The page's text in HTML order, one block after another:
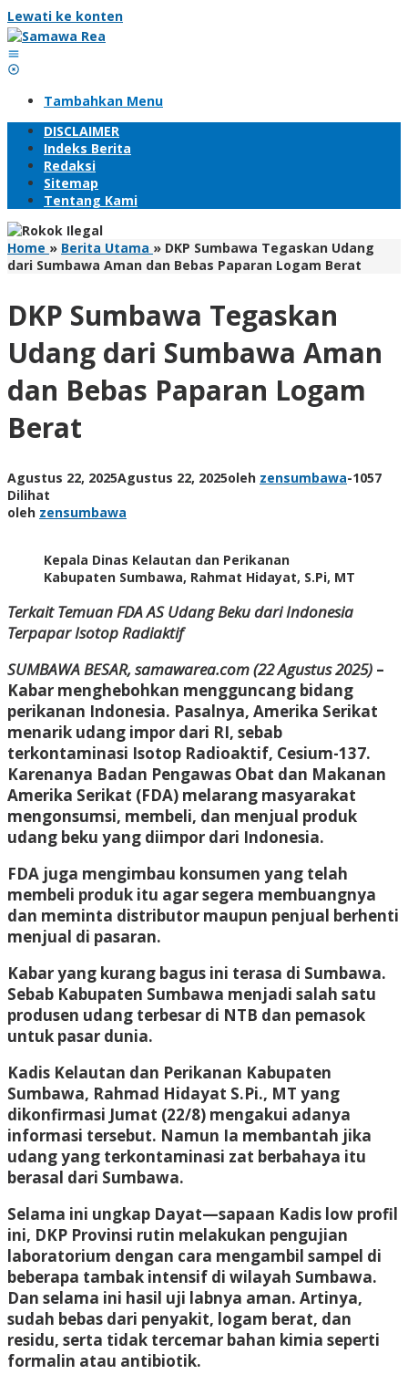
Lewati ke konten
Tambahkan Menu
DISCLAIMER
Indeks Berita
Redaksi
Sitemap
Tentang Kami
Home » Berita Utama » DKP Sumbawa Tegaskan Udang
dari Sumbawa Aman dan Bebas Paparan Logam Berat
DKP Sumbawa Tegaskan
Udang dari Sumbawa Aman
dan Bebas Paparan Logam
Berat
Agustus 22, 2025Agustus 22, 2025oleh zensumbawa-1057
Dilihat
oleh zensumbawa
Kepala Dinas Kelautan dan Perikanan
Kabupaten Sumbawa, Rahmat Hidayat, S.Pi, MT
Terkait Temuan FDA AS Udang Beku dari Indonesia
Terpapar Isotop Radiaktif
SUMBAWA BESAR, samawarea.com (22 Agustus 2025) –
Kabar menghebohkan mengguncang bidang
perikanan Indonesia. Pasalnya, Amerika Serikat
menarik udang impor dari RI, sebab
terkontaminasi Isotop Radioaktif, Cesium-137.
Karenanya Badan Pengawas Obat dan Makanan
Amerika Serikat (FDA) melarang masyarakat
mengonsumsi, membeli, dan menjual produk
udang beku yang diimpor dari Indonesia.
FDA juga mengimbau konsumen yang telah
membeli produk itu agar segera membuangnya
dan meminta distributor maupun penjual berhenti
menjual di pasaran.
Kabar yang kurang bagus ini terasa di Sumbawa.
Sebab Kabupaten Sumbawa menjadi salah satu
produsen udang terbesar di NTB dan pemasok
untuk pasar dunia.
Kadis Kelautan dan Perikanan Kabupaten
Sumbawa, Rahmad Hidayat S.Pi., MT yang
dikonfirmasi Jumat (22/8) mengakui adanya
informasi tersebut. Namun Ia membantah jika
udang yang terkontaminasi zat berbahaya itu
berasal dari Sumbawa.
Selama ini ungkap Dayat—sapaan Kadis low profil
ini, DKP Provinsi rutin melakukan pengujian
laboratorium dengan cara mengambil sampel di
beberapa tambak intensif di wilayah Sumbawa.
Dan selama ini hasil uji labnya aman. Artinya,
sudah bebas dari penyakit, logam berat, dan
residu, serta tidak tercemar bahan kimia seperti
formalin atau antibiotik.